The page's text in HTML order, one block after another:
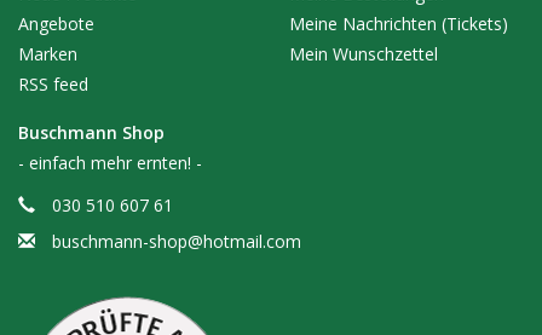
Angebote
Marken
RSS feed
Meine Nachrichten (Tickets)
Mein Wunschzettel
Buschmann Shop
- einfach mehr ernten! -
030 510 607 61
buschmann-shop@hotmail.com